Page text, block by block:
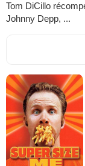
Tom DiCillo
Johnny Depp, ...